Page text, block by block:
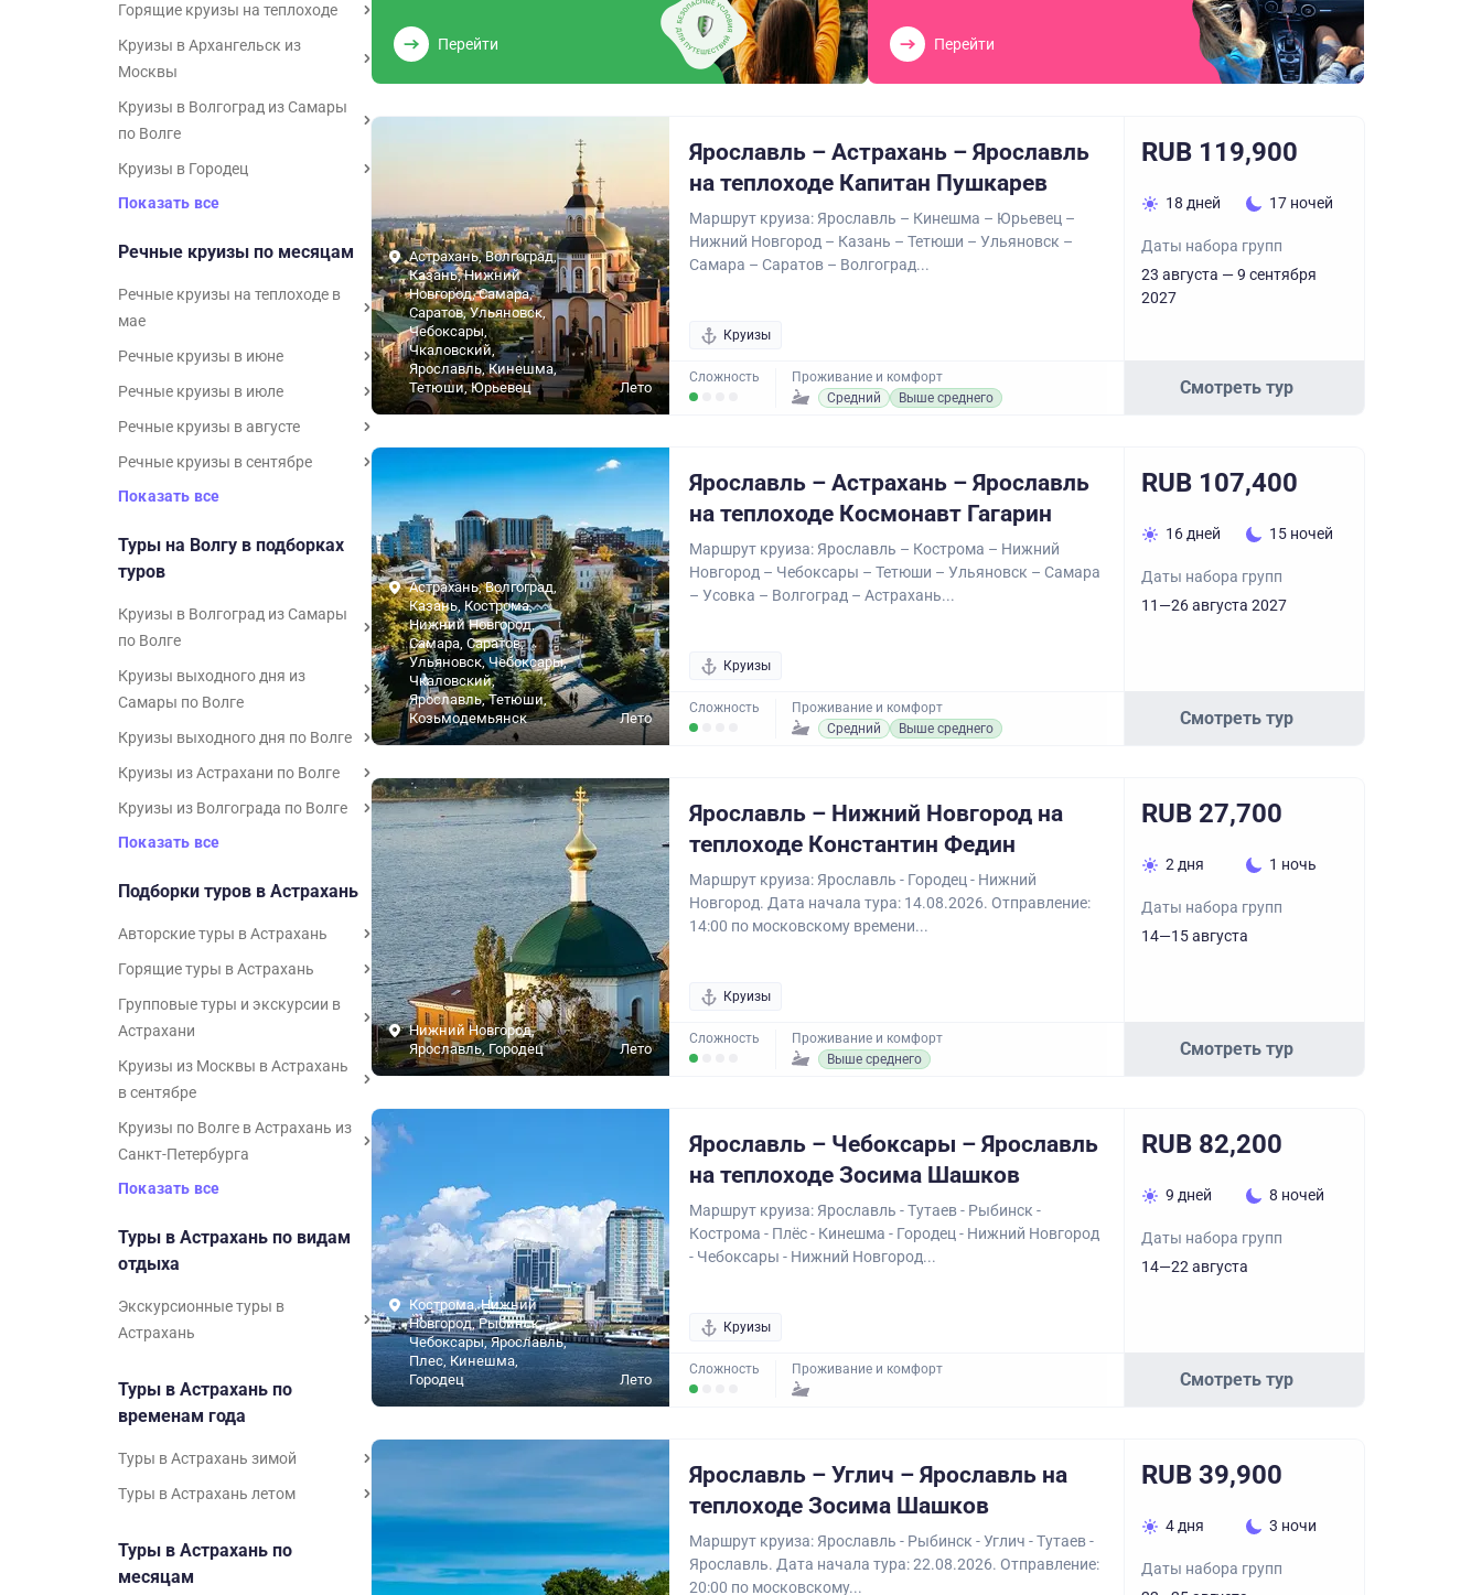
Горящие круизы на теплоходе
Круизы в Архангельск из
Москвы
Круизы в Волгоград из Самары
по Волге
Круизы в Городец
Показать все
Речные круизы по месяцам
Речные круизы на теплоходе в
мае
Речные круизы в июне
Речные круизы в июле
Речные круизы в августе
Речные круизы в сентябре
Показать все
Туры на Волгу в подборках
туров
Круизы в Волгоград из Самары
по Волге
Круизы выходного дня из
Самары по Волге
Круизы выходного дня по Волге
Круизы из Астрахани по Волге
Круизы из Волгограда по Волге
Показать все
Подборки туров в Астрахань
Авторские туры в Астрахань
Горящие туры в Астрахань
Групповые туры и экскурсии в
Астрахани
Круизы из Москвы в Астрахань
в сентябре
Круизы по Волге в Астрахань из
Санкт-Петербурга
Показать все
Туры в Астрахань по видам
отдыха
Экскурсионные туры в
Астрахань
Туры в Астрахань по
временам года
Туры в Астрахань зимой
Туры в Астрахань летом
Туры в Астрахань по
месяцам
Перейти Перейти
Астрахань, Волгоград,
Казань, Нижний
Новгород, Самара,
Саратов, Ульяновск,
Чебоксары,
Чкаловский,
Ярославль, Кинешма,
Тетюши, Юрьевец
Лето
Ярославль – Астрахань – Ярославль
на теплоходе Капитан Пушкарев
Маршрут круиза: Ярославль – Кинешма – Юрьевец –
Нижний Новгород – Казань – Тетюши – Ульяновск –
Самара – Саратов – Волгоград...
Круизы
Сложность
Проживание и комфорт
Средний
Выше среднего
RUB 119,900
18 дней 17 ночей
Даты набора групп
23 августа — 9 сентября
2027
Смотреть тур
Астрахань, Волгоград,
Казань, Кострома,
Нижний Новгород,
Самара, Саратов,
Ульяновск, Чебоксары,
Чкаловский,
Ярославль, Тетюши,
Козьмодемьянск
Лето
Ярославль – Астрахань – Ярославль
на теплоходе Космонавт Гагарин
Маршрут круиза: Ярославль – Кострома – Нижний
Новгород – Чебоксары – Тетюши – Ульяновск – Самара
– Усовка – Волгоград – Астрахань...
Круизы
Сложность
Проживание и комфорт
Средний
Выше среднего
RUB 107,400
16 дней 15 ночей
Даты набора групп
11—26 августа 2027
Смотреть тур
Нижний Новгород,
Ярославль, Городец
Лето
Ярославль – Нижний Новгород на
теплоходе Константин Федин
Маршрут круиза: Ярославль - Городец - Нижний
Новгород. Дата начала тура: 14.08.2026. Отправление:
14:00 по московскому времени...
Круизы
Сложность
Проживание и комфорт
Выше среднего
RUB 27,700
2 дня 1 ночь
Даты набора групп
14—15 августа
Смотреть тур
Кострома, Нижний
Новгород, Рыбинск,
Чебоксары, Ярославль,
Плес, Кинешма,
Городец
Лето
Ярославль – Чебоксары – Ярославль
на теплоходе Зосима Шашков
Маршрут круиза: Ярославль - Тутаев - Рыбинск -
Кострома - Плёс - Кинешма - Городец - Нижний Новгород
- Чебоксары - Нижний Новгород...
Круизы
Сложность Проживание и комфорт
RUB 82,200
9 дней 8 ночей
Даты набора групп
14—22 августа
Смотреть тур
Ярославль – Углич – Ярославль на
теплоходе Зосима Шашков
Маршрут круиза: Ярославль - Рыбинск - Углич - Тутаев -
Ярославль. Дата начала тура: 22.08.2026. Отправление:
20:00 по московскому...
RUB 39,900
4 дня 3 ночи
Даты набора групп